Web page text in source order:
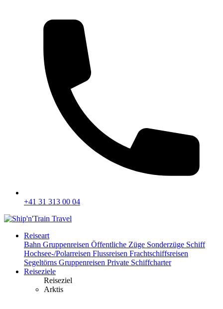
+41 31 313 00 04
Reiseart
Bahn Gruppenreisen Öffentliche Züge Sonderzüge Schiff
Hochsee-/Polarreisen Flussreisen Frachtschiffsreisen
Segeltörns Gruppenreisen Private Schiffcharter
Reiseziele
Reiseziel
Arktis